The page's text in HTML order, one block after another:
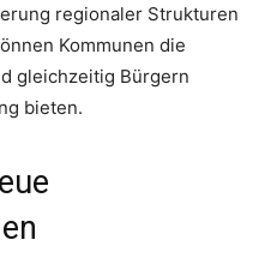
regionaler Strukturen
Kommunen die
gleichzeitig Bürgern
bieten.